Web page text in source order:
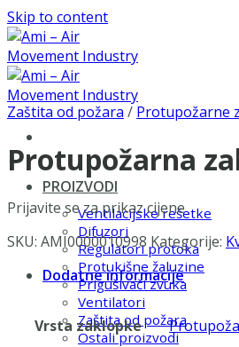
Skip to content
PROIZVODI
Ventilacijske rešetke
Difuzori
Regulatori protoka
Protukišne žaluzine
Prigušivači zvuka
Ventilatori
Zaštita od požara
Ostali proizvodi
Zaštita od požara / Protupožarne
Protupožarna
Prijavite se za prikaz cijene
SKU: AMI0000010998 Kategorije:
Dodatne informacije
Vrsta zaklopke